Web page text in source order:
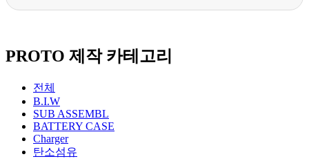
PROTO 제작 카테고리
전체
B.I.W
SUB ASSEMBL
BATTERY CASE
Charger
탄소섬유